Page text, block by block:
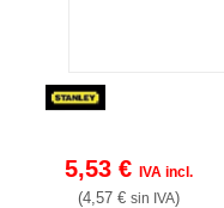
5,53 €IVA incl.
(4,57 €sin IVA)